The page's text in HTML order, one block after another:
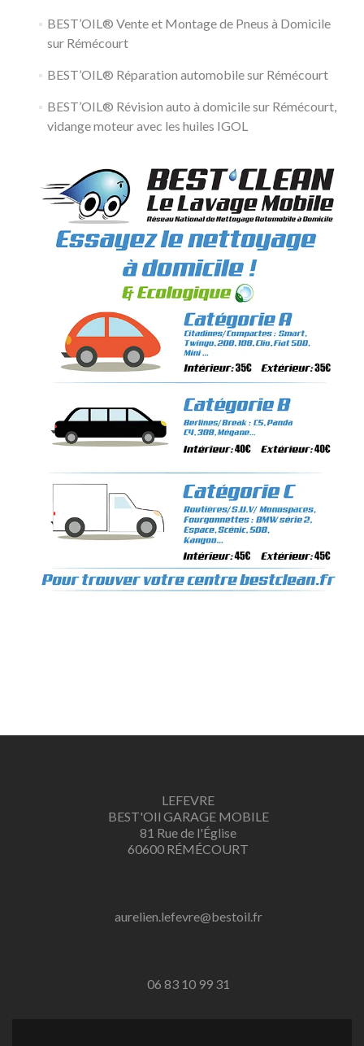
BEST’OIL® Vente et Montage de Pneus à Domicile
sur Rémécourt
BEST’OIL® Réparation automobile sur Rémécourt
BEST’OIL® Révision auto à domicile sur Rémécourt,
vidange moteur avec les huiles IGOL
LEFEVRE
BEST'OIl GARAGE MOBILE
81 Rue de l'Église
60600 RÉMÉCOURT
aurelien.lefevre@bestoil.fr
06 83 10 99 31